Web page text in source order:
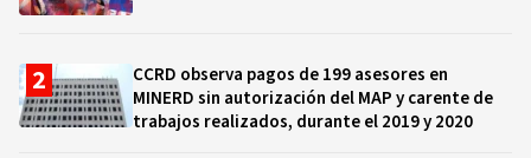
CCRD observa pagos de 199 asesores en
MINERD sin autorización del MAP y carente de
trabajos realizados, durante el 2019 y 2020